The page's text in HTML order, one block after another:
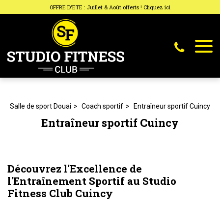
OFFRE D'ETE : Juillet & Août offerts ! Cliquez ici
Salle de sport Douai Coach sportif Entraîneur sportif Cuincy
Entraîneur sportif Cuincy
Découvrez l'Excellence de
l'Entraînement Sportif au Studio
Fitness Club Cuincy
Panneau de gestion des cookies